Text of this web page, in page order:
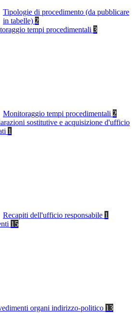
Tipologie di procedimento (da pubblicare
in tabelle) 2
tempi procedimentali 3
Monitoraggio tempi procedimentali 2
sostitutive e acquisizione d'ufficio
1
Recapiti dell'ufficio responsabile 1
15
organi indirizzo-politico 13